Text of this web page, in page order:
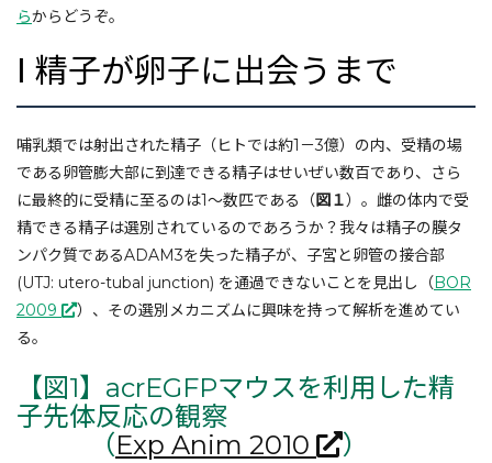
らからどうぞ。
Ⅰ 精子が卵子に出会うまで
哺乳類では射出された精子（ヒトでは約1－3億）の内、受精の場
である卵管膨大部に到達できる精子はせいぜい数百であり、さら
に最終的に受精に至るのは1～数匹である（図１）。雌の体内で受
精できる精子は選別されているのであろうか？我々は精子の膜タ
ンパク質であるADAM3を失った精子が、子宮と卵管の接合部
(UTJ: utero-tubal junction) を通過できないことを見出し（BOR
2009
）、その選別メカニズムに興味を持って解析を進めてい
る。
【図1】acrEGFPマウスを利用した精
子先体反応の観察
（Exp Anim 2010 ）